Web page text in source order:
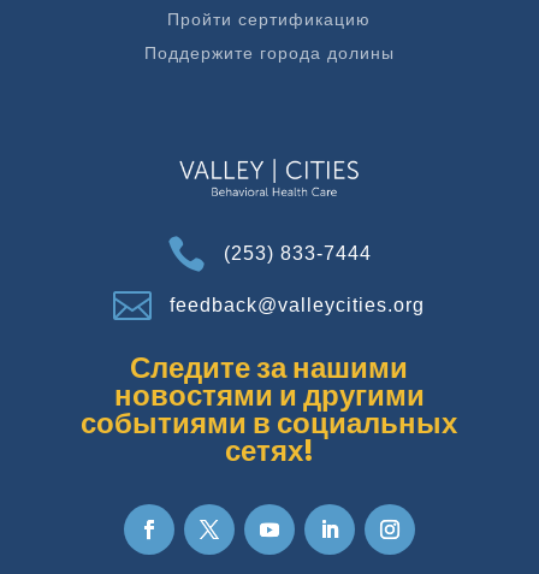
Пройти сертификацию
Поддержите города долины
 (253) 833-7444
 feedback@valleycities.org
Следите за нашими
новостями и другими
событиями в социальных
сетях!